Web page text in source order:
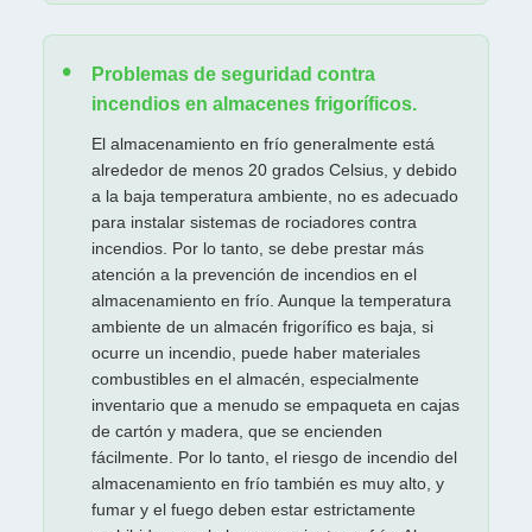
Problemas de seguridad contra
incendios en almacenes frigoríficos.
El almacenamiento en frío generalmente está
alrededor de menos 20 grados Celsius, y debido
a la baja temperatura ambiente, no es adecuado
para instalar sistemas de rociadores contra
incendios. Por lo tanto, se debe prestar más
atención a la prevención de incendios en el
almacenamiento en frío. Aunque la temperatura
ambiente de un almacén frigorífico es baja, si
ocurre un incendio, puede haber materiales
combustibles en el almacén, especialmente
inventario que a menudo se empaqueta en cajas
de cartón y madera, que se encienden
fácilmente. Por lo tanto, el riesgo de incendio del
almacenamiento en frío también es muy alto, y
fumar y el fuego deben estar estrictamente